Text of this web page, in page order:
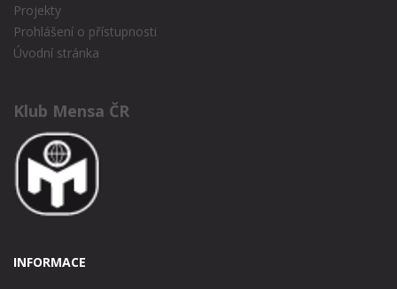
Projekty
Prohlášení o přístupnosti
Úvodní stránka
Klub Mensa ČR
INFORMACE